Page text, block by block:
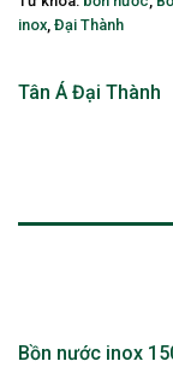
inox Đại Thành
Tân Á Đại Thành
Bồn nước inox